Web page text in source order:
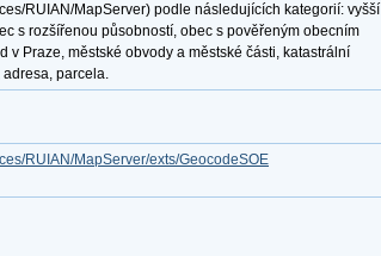
RUIAN/MapServer) podle následujících kategorií: vyšší
s rozšířenou působností, obec s pověřeným obecním
v Praze, městské obvody a městské části, katastrální
parcela.
RUIAN/MapServer/exts/GeocodeSOE